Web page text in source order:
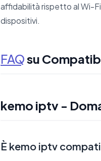
affidabilità rispetto al Wi-
dispositivi.
FAQsu
kemo iptv -
È kemo iptv